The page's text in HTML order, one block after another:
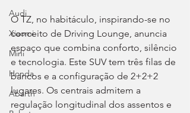
Audi
Xiaomi
Mini
Honda
Abarth
O TZ, no habitáculo, inspirando-se no
conceito de Driving Lounge, anuncia
espaço que combina conforto, silêncio
e tecnologia. Este SUV tem três filas de
bancos e a configuração de 2+2+2
lugares. Os centrais admitem a
regulação longitudinal dos assentos e